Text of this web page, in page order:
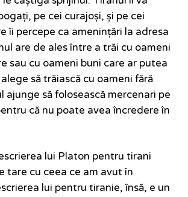
pe cei curajoși, și pe cei
îi percepe ca amenințări la adresa
are de ales între a trăi cu oameni
sau cu oameni buni care ar putea
să trăiască cu oameni fără
ajunge să folosească mercenari pe
că nu poate avea încredere în
lui Platon pentru tirani
tare cu ceea ce am avut în
lui pentru tiranie, însă, e un